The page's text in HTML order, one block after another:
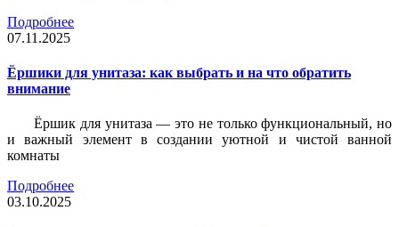
Подробнее
07.11.2025
Ёршики для унитаза: как выбрать и на что обратить
внимание
Ёршик для унитаза — это не только функциональный, но
и важный элемент в создании уютной и чистой ванной
комнаты
Подробнее
03.10.2025